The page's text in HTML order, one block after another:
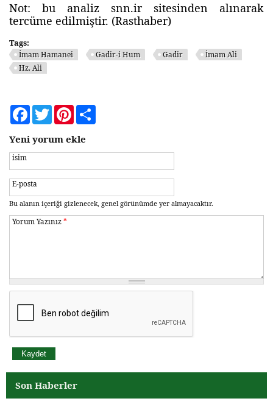
Not: bu analiz snn.ir sitesinden alınarak
tercüme edilmiştir. (Rasthaber)
Tags:
İmam Hamanei Gadir-i Hum Gadir
İmam Ali
Hz. Ali
FacebookTwitterPinterest
Yeni yorum ekle
isim
E-posta
Bu alanın içeriği gizlenecek, genel görünümde yer almayacaktır.
Yorum Yazınız*
Son Haberler